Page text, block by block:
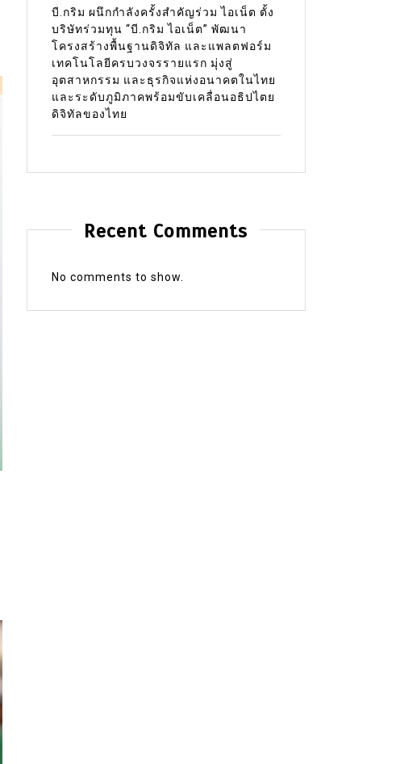
บี.กริม ผนึกกำลังครั้งสำคัญร่วม ไอเน็ต ตั้ง
บริษัทร่วมทุน “บี.กริม ไอเน็ต” พัฒนา
โครงสร้างพื้นฐานดิจิทัล และแพลตฟอร์ม
เทคโนโลยีครบวงจรรายแรก มุ่งสู่
อุตสาหกรรม และธุรกิจแห่งอนาคตในไทย
และระดับภูมิภาคพร้อมขับเคลื่อนอธิปไตย
ดิจิทัลของไทย
Recent Comments
No comments to show.